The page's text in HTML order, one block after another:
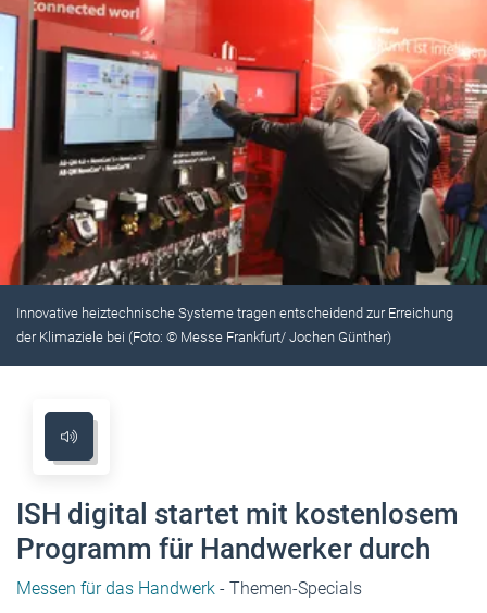
Innovative heiztechnische Systeme tragen entscheidend zur Erreichung
der Klimaziele bei (Foto: © Messe Frankfurt/ Jochen Günther)
ISH digital startet mit kostenlosem
Programm für Handwerker durch
Messen für das Handwerk - Themen-Specials